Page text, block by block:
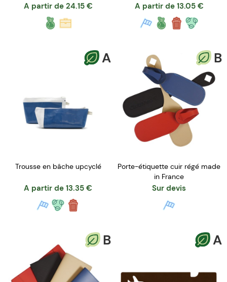
A partir de 24.15 € A partir de 13.05 €
A
Trousse en bâche upcyclé
A partir de 13.35 €
B
Porte-étiquette cuir régé made
in France
Sur devis
B A